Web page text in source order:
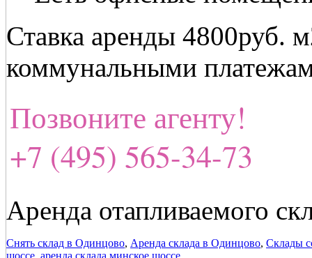
Ставка аренды 4800руб.
коммунальными
Позвоните агенту!
+7 (495) 565-34-73
Аренда отапливаемого
Снять склад в Одинцово, Аренда склада в Одинцово, Склады
шоссе аренда склада минское шоссе